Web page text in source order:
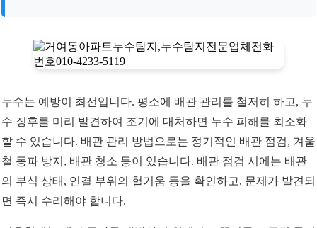
누수는 예방이 최선입니다. 평소에 배관 관리를 철저히 하고, 누
수 징후를 미리 발견하여 조기에 대처하면 누수 피해를 최소화
할 수 있습니다. 배관 관리 방법으로는 정기적인 배관 점검, 겨울
철 동파 방지, 배관 청소 등이 있습니다. 배관 점검 시에는 배관
의 부식 상태, 연결 부위의 헐거움 등을 확인하고, 문제가 발견되
면 즉시 수리해야 합니다.